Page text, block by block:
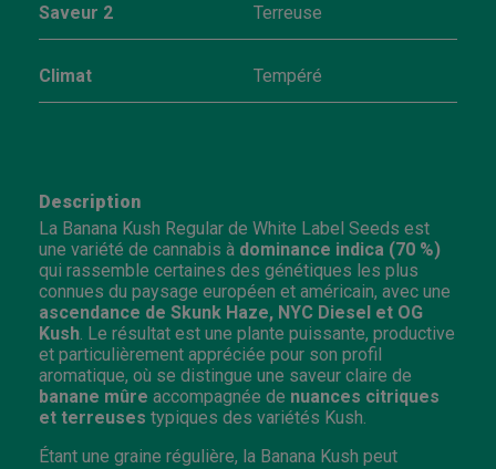
Saveur 2 Terreuse
Climat Tempéré
Description
La Banana Kush Regular de White Label Seeds est
une variété de cannabis à dominance indica (70 %)
qui rassemble certaines des génétiques les plus
connues du paysage européen et américain, avec une
ascendance de Skunk Haze, NYC Diesel et OG
Kush . Le résultat est une plante puissante, productive
et particulièrement appréciée pour son profil
aromatique, où se distingue une saveur claire de
banane mûre accompagnée de nuances citriques
et terreuses typiques des variétés Kush.
Étant une graine régulière, la Banana Kush peut